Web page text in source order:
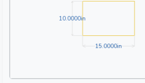
15.0000in15.0000in
10.0000in10.0000in